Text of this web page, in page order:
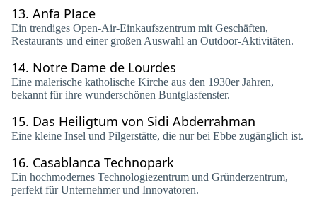
13. Anfa Place
Ein trendiges Open-Air-Einkaufszentrum mit Geschäften,
Restaurants und einer großen Auswahl an Outdoor-Aktivitäten.
14. Notre Dame de Lourdes
Eine malerische katholische Kirche aus den 1930er Jahren,
bekannt für ihre wunderschönen Buntglasfenster.
15. Das Heiligtum von Sidi Abderrahman
Eine kleine Insel und Pilgerstätte, die nur bei Ebbe zugänglich ist.
16. Casablanca Technopark
Ein hochmodernes Technologiezentrum und Gründerzentrum,
perfekt für Unternehmer und Innovatoren.